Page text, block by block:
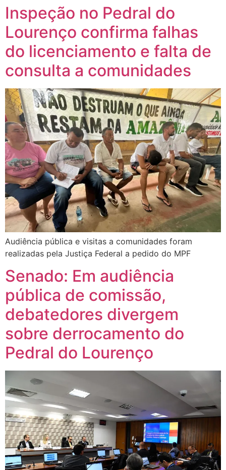
Inspeção no Pedral do
Lourenço confirma falhas
do licenciamento e falta de
consulta a comunidades
Audiência pública e visitas a comunidades foram
realizadas pela Justiça Federal a pedido do MPF
Senado: Em audiência
pública de comissão,
debatedores divergem
sobre derrocamento do
Pedral do Lourenço